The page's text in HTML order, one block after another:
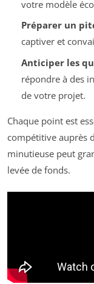
votre modèle
Préparer un
captiver et
Anticiper les
répondre à des
de votre projet.
Chaque point est
compétitive auprès
minutieuse peut
levée de fonds.